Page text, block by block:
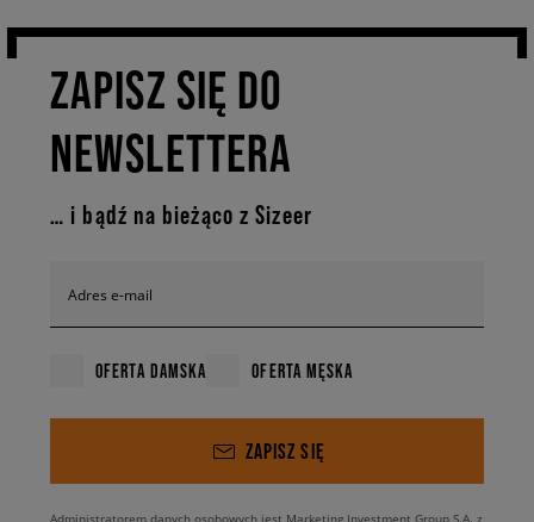
ZAPISZ SIĘ DO
NEWSLETTERA
… i bądź na bieżąco z Sizeer
Adres e-mail
OFERTA DAMSKA OFERTA MĘSKA
ZAPISZ SIĘ